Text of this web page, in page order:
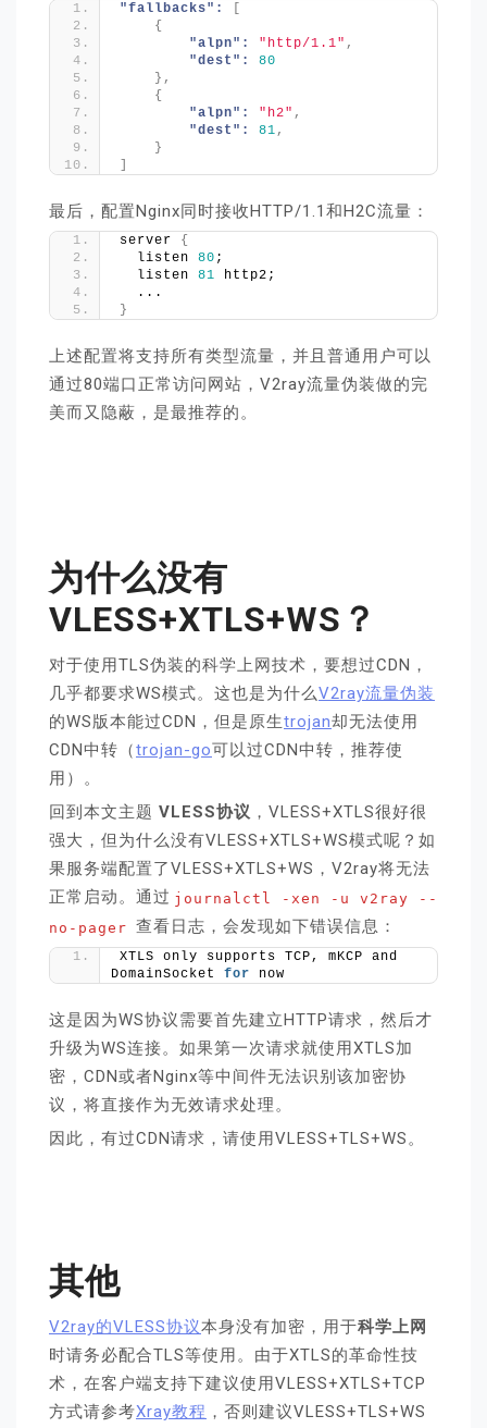
"fallbacks":
{
"alpn":
"http/1.1" ,
"dest":
80
} ,
{
"alpn":
"h2" ,
"dest":
81 ,
}
最后，配置Nginx同时接收HTTP/1.1和H2C流量：
server {
  listen
80 ;
  listen
81 http2;
  ...
}
上述配置将支持所有类型流量，并且普通用户可以
通过80端口正常访问网站，V2ray流量伪装做的完
美而又隐蔽，是最推荐的。
为什么没有
VLESS+XTLS+WS？
对于使用TLS伪装的科学上网技术，要想过CDN，
几乎都要求WS模式。这也是为什么V2ray流量伪装
的WS版本能过CDN，但是原生trojan却无法使用
CDN中转（trojan-go可以过CDN中转，推荐使
用）。
回到本文主题 VLESS协议 ，VLESS+XTLS很好很
强大，但为什么没有VLESS+XTLS+WS模式呢？如
果服务端配置了VLESS+XTLS+WS，V2ray将无法
正常启动。通过 journalctl -xen -u v2ray --
no-pager 查看日志，会发现如下错误信息：
XTLS only supports TCP, mKCP and
DomainSocket for now
这是因为WS协议需要首先建立HTTP请求，然后才
升级为WS连接。如果第一次请求就使用XTLS加
密，CDN或者Nginx等中间件无法识别该加密协
议，将直接作为无效请求处理。
因此，有过CDN请求，请使用VLESS+TLS+WS。
其他
V2ray的VLESS协议本身没有加密，用于科学上网
时请务必配合TLS等使用。由于XTLS的革命性技
术，在客户端支持下建议使用VLESS+XTLS+TCP
方式请参考Xray教程 ，否则建议VLESS+TLS+WS